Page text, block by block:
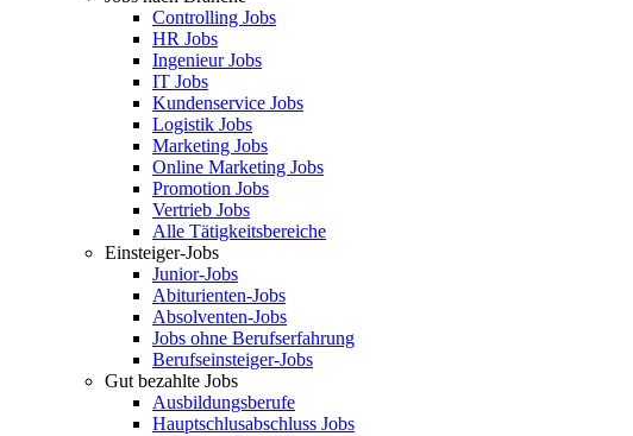
Controlling Jobs
HR Jobs
Ingenieur Jobs
IT Jobs
Kundenservice Jobs
Logistik Jobs
Marketing Jobs
Online Marketing Jobs
Promotion Jobs
Vertrieb Jobs
Alle Tätigkeitsbereiche
Einsteiger-Jobs
Junior-Jobs
Abiturienten-Jobs
Absolventen-Jobs
Jobs ohne Berufserfahrung
Berufseinsteiger-Jobs
Gut bezahlte Jobs
Ausbildungsberufe
Hauptschlusabschluss Jobs